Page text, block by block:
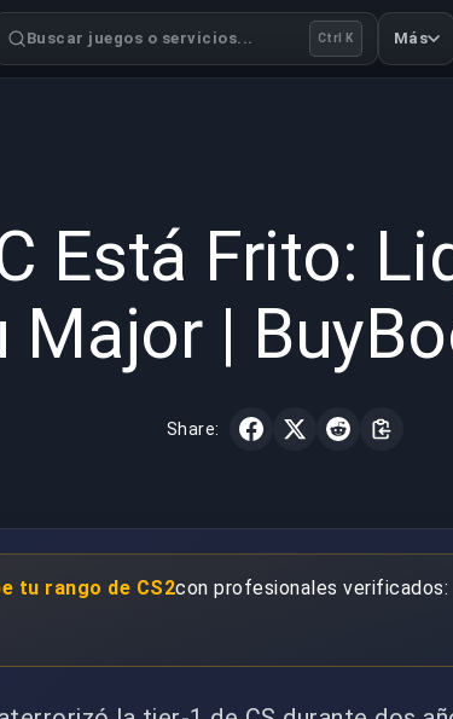
Buscar juegos o servicios... Ctrl K Más
Está Frito:
Major |
Share:
tu rango de CS2con profesionales verificados: